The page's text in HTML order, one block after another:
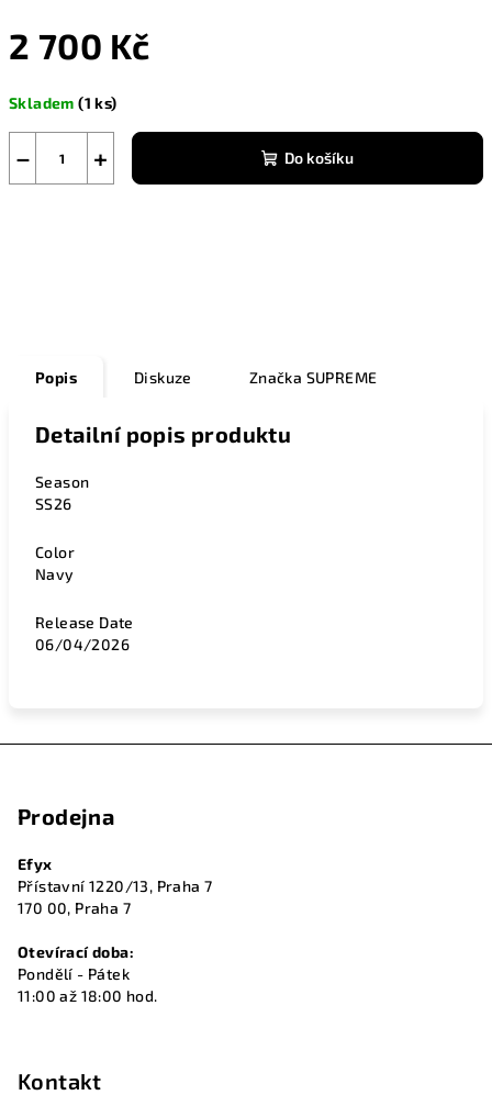
2 700 Kč
cena:
Skladem(1 ks)
+
− Do košíku
Popis Diskuze Značka SUPREME
Detailní popis produktu
Season
SS26
Color
Navy
Release Date
06/04/2026
Prodejna
Efyx
Přístavní 1220/13, Praha 7
170 00, Praha 7
Otevírací doba:
Pondělí - Pátek
11:00 až 18:00 hod.
Kontakt